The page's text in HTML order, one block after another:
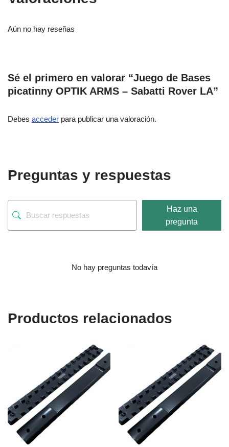
Aún no hay reseñas
Sé el primero en valorar “Juego de Bases
picatinny OPTIK ARMS – Sabatti Rover LA”
Debes acceder para publicar una valoración.
Preguntas y respuestas
Haz una
pregunta
No hay preguntas todavía
Productos relacionados